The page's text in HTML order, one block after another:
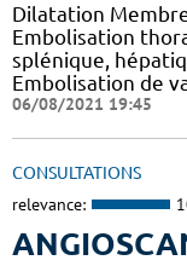
Dilatation
Embolisation
splénique,
Embolisation de
06/08/2021 19:45
CONSULTATIONS
relevance: